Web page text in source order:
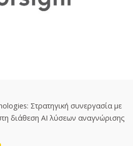
Στρατηγική συνεργασία με
διάθεση ΑΙ λύσεων αναγνώρισης